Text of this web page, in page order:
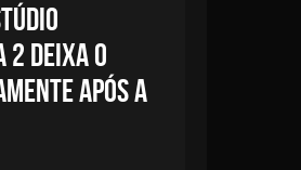
2 DEIXA O
APÓS A